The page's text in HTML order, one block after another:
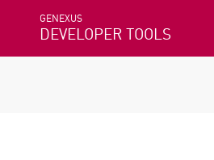
GENEXUS
DEVELOPER TOOLS